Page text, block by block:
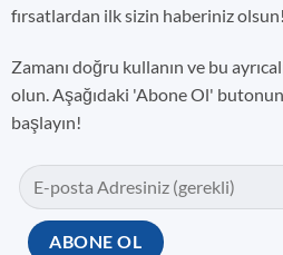
fırsatlardan ilk sizin haberiniz olsun!
Zamanı doğru kullanın ve bu
olun. Aşağıdaki 'Abone Ol'
başlayın!